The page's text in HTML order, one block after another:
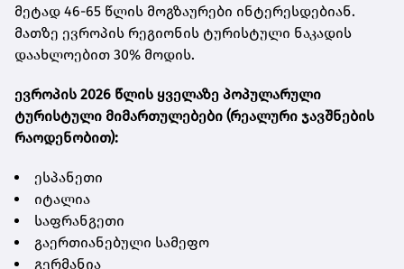
მეტად 46-65 წლის მოგზაურები ინტერესდებიან.
მათზე ევროპის რეგიონის ტურისტული ნაკადის
დაახლოებით 30% მოდის.
ევროპის 2026 წლის ყველაზე პოპულარული
ტურისტული მიმართულებები (რეალური ჯავშნების
რაოდენობით):
ესპანეთი
იტალია
საფრანგეთი
გაერთიანებული სამეფო
გერმანია